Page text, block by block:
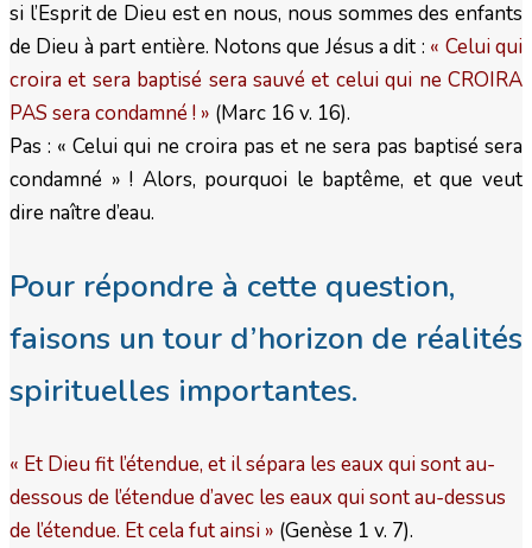
si l’Esprit de Dieu est en nous, nous sommes des enfants
de Dieu à part entière. Notons que Jésus a dit : « Celui qui
croira et sera baptisé sera sauvé et celui qui ne CROIRA
PAS sera condamné ! » (Marc 16 v. 16).
Pas : « Celui qui ne croira pas et ne sera pas baptisé sera
condamné » ! Alors, pourquoi le baptême, et que veut
dire naître d’eau.
Pour répondre à cette question,
faisons un tour d’horizon de réalités
spirituelles importantes.
« Et Dieu fit l’étendue, et il sépara les eaux qui sont au-
dessous de l’étendue d’avec les eaux qui sont au-dessus
de l’étendue. Et cela fut ainsi » (Genèse 1 v. 7).